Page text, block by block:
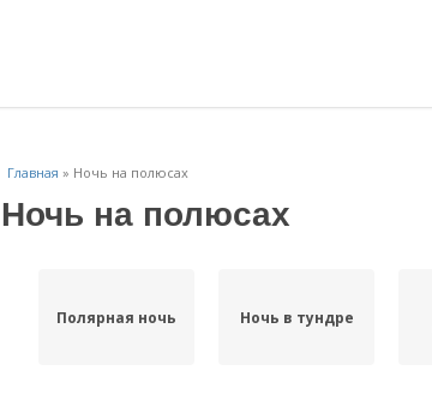
Главная » Ночь на полюсах
Ночь на полюсах
Полярная ночь Ночь в тундре